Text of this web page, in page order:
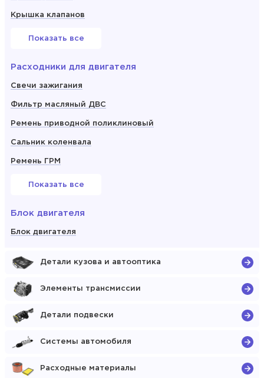
Крышка клапанов
Показать все
Расходники для двигателя
Свечи зажигания
Фильтр масляный ДВС
Ремень приводной поликлиновый
Сальник коленвала
Ремень ГРМ
Показать все
Блок двигателя
Блок двигателя
Детали кузова и автооптика
Элементы трансмиссии
Детали подвески
Системы автомобиля
Расходные материалы